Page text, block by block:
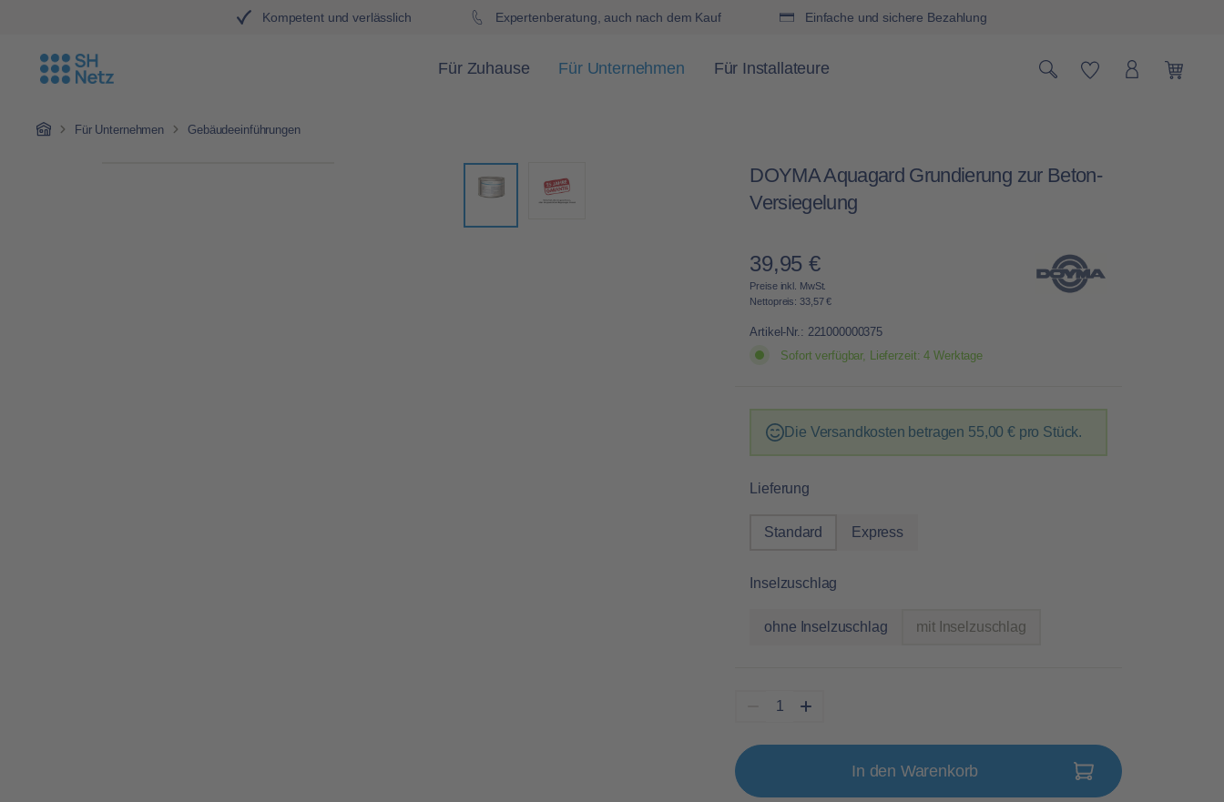
Kompetent und verlässlich Expertenberatung, auch nach dem Kauf Einfache und sichere Bezahlung
Für Zuhause Für Unternehmen Für Installateure Du hast 0
HomeFür Unternehmen Gebäudeeinführungen
DOYMA Aquagard Grundierung zur Beton-
Versiegelung
Regulärer Preis:
39,95 €
Preise inkl. MwSt.
Nettopreis: 33,57 €
Artikel-Nr.: 221000000375
Sofort verfügbar, Lieferzeit: 4 Werktage
Die Versandkosten betragen 55,00 € pro Stück.
Lieferungauswählen
Standard Express
Inselzuschlag
ohne Inselzuschlag mit Inselzuschlag
In den Warenkorb